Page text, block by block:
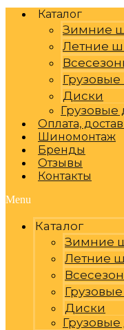
Каталог
Зимние
Летние
Диски
Грузовые
Оплата,
Шиномонтаж
Бренды
Отзывы
Контакты
Menu
Каталог
Зимние
Летние
Диски
Грузовые